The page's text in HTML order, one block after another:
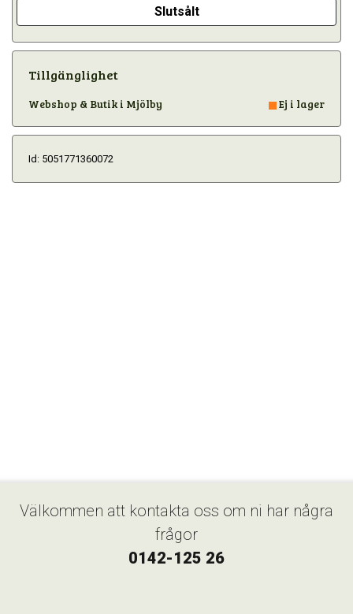
Slutsålt
Tillgänglighet
Webshop & Butik i Mjölby Ej i lager
Id: 5051771360072
Välkommen att kontakta oss om ni har några
frågor
0142-125 26